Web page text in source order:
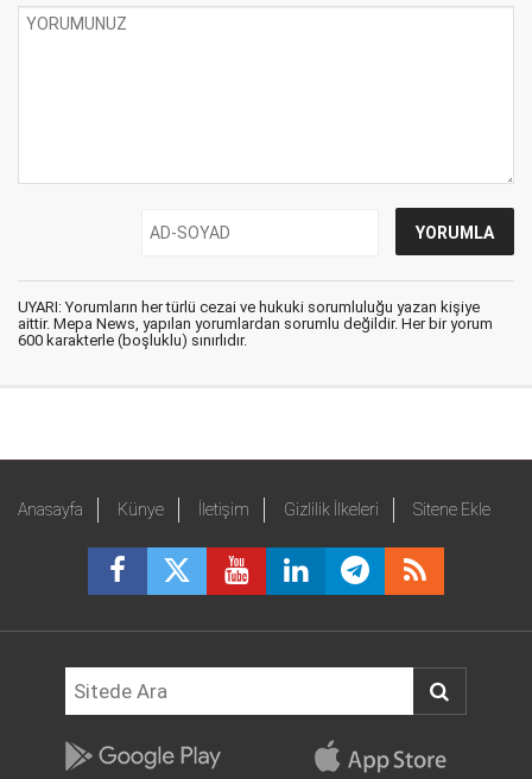
UYARI: Yorumların her türlü cezai ve hukuki sorumluluğu yazan kişiye
aittir. Mepa News, yapılan yorumlardan sorumlu değildir. Her bir yorum
600 karakterle (boşluklu) sınırlıdır.
Anasayfa Künye İletişim Gizlilik İlkeleri Sitene Ekle